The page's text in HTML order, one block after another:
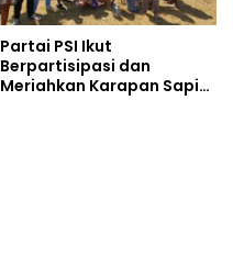
Partai PSI Ikut
Berpartisipasi dan
Meriahkan Karapan Sapi